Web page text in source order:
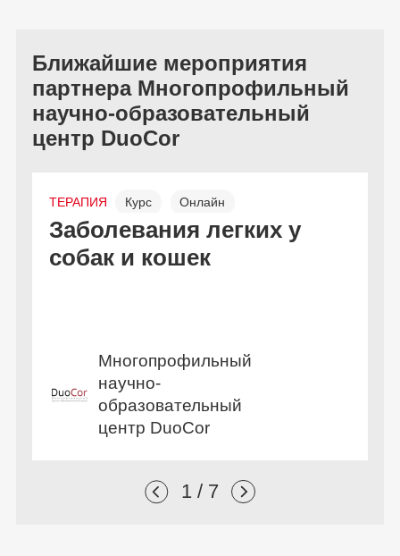
Ближайшие мероприятия
партнера Многопрофильный
научно-образовательный
центр DuoCor
ТЕРАПИЯ Курс Онлайн
Бесплатно
Заболевания легких у
собак и кошек
Многопрофильный
научно-
образовательный
центр DuoCor
1 / 7